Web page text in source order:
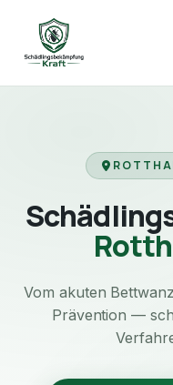
Vom akuten
Prävention —